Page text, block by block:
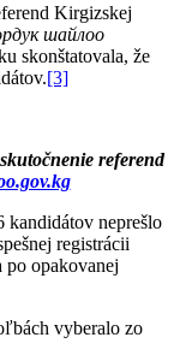
Kirgizskej
шайлоо
skonštatovala, že
[3]
referend
kandidátov neprešlo
registrácii
opakovanej
vyberalo zo